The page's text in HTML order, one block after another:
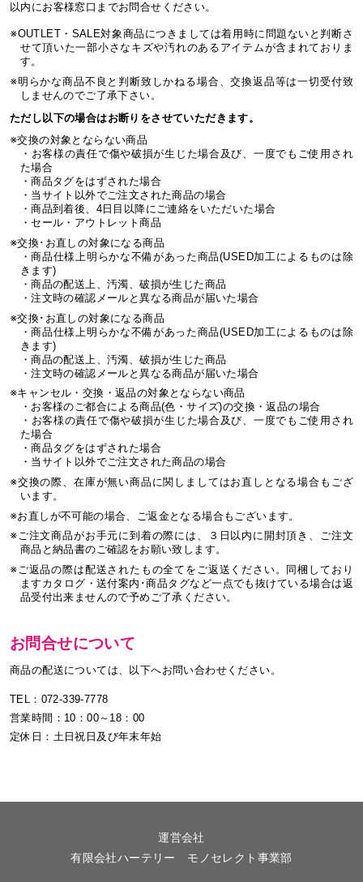
以内にお客様窓口までお問合せください。
※OUTLET・SALE対象商品につきましては着用時に問題ないと判断さ
せて頂いた一部小さなキズや汚れのあるアイテムが含まれておりま
す。
※明らかな商品不良と判断致しかねる場合、交換返品等は一切受付致
しませんのでご了承下さい。
ただし以下の場合はお断りをさせていただきます。
※交換の対象とならない商品
・お客様の責任で傷や破損が生じた場合及び、一度でもご使用され
た場合
・商品タグをはずされた場合
・当サイト以外でご注文された商品の場合
・商品到着後、4日目以降にご連絡をいただいた場合
・セール・アウトレット商品
※交換･お直しの対象になる商品
・商品仕様上明らかな不備があった商品(USED加工によるものは除
きます)
・商品の配送上、汚濁、破損が生じた商品
・注文時の確認メールと異なる商品が届いた場合
※交換･お直しの対象になる商品
・商品仕様上明らかな不備があった商品(USED加工によるものは除
きます)
・商品の配送上、汚濁、破損が生じた商品
・注文時の確認メールと異なる商品が届いた場合
※キャンセル・交換・返品の対象とならない商品
・お客様のご都合による商品(色・サイズ)の交換・返品の場合
・お客様の責任で傷や破損が生じた場合及び、一度でもご使用され
た場合
・商品タグをはずされた場合
・当サイト以外でご注文された商品の場合
※交換の際、在庫が無い商品に関しましてはお直しとなる場合もござ
います。
※お直しが不可能の場合、ご返金となる場合もございます。
※ご注文商品がお手元に到着の際には、３日以内に開封頂き、ご注文
商品と納品書のご確認をお願い致します。
※ご返品の際は配送されたもの全てをご返送ください。同梱しており
ますカタログ・送付案内･商品タグなど一点でも抜けている場合は返
品受付出来ませんので予めご了承ください。
お問合せについて
商品の配送については、以下へお問い合わせください。
TEL：072-339-7778
営業時間：10：00～18：00
定休日：土日祝日及び年末年始
運営会社
有限会社ハーテリー モノセレクト事業部